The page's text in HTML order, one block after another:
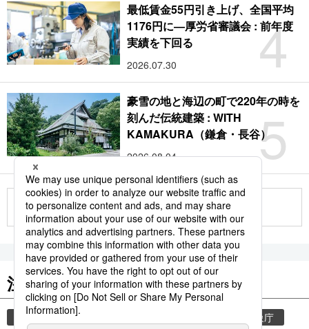
4
最低賃金55円引き上げ、全国平均
1176円に―厚労省審議会 : 前年度
実績を下回る
2026.07.30
5
豪雪の地と海辺の町で220年の時を
刻んだ伝統建築 : WITH
KAMAKURA（鎌倉・長谷）
2026.08.04
もっと見る
注目のキーワード
共同通信ニュース 気象庁